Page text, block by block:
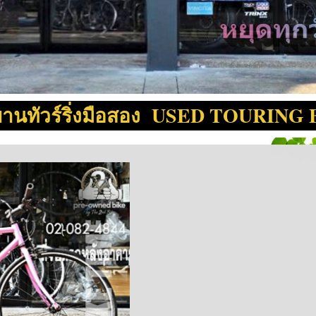
นทัวร์ริ่งมือสอง USED TOURING